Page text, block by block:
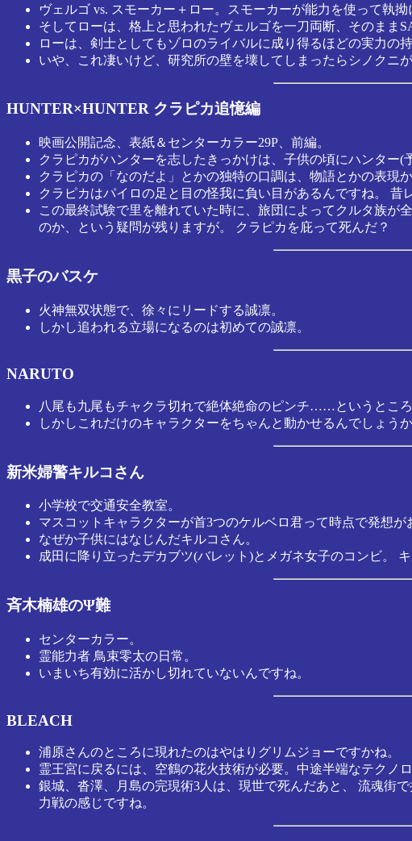
ヴェルゴ vs. スモーカー＋ロー。スモーカーが能力を使って執
そしてローは、格上と思われたヴェルゴを一刀両断、そのまま
ローは、剣士としてもゾロのライバルに成り得るほどの実力の
いや、これ凄いけど、研究所の壁を壊してしまったらシノクニ
HUNTER×HUNTER クラピカ追憶編
映画公開記念、表紙＆センターカラー29P、前編。
クラピカがハンターを志したきっかけは、子供の頃にハンター(
クラピカの「なのだよ」とかの独特の口調は、物語とかの表現
クラピカはパイロの足と目の怪我に負い目があるんですね。
この最終試験で里を離れていた時に、旅団によってクルタ族が
のか、という疑問が残りますが。 クラピカを庇って死んだ？
黒子のバスケ
火神無双状態で、徐々にリードする誠凛。
しかし追われる立場になるのは初めての誠凛。
NARUTO
八尾も九尾もチャクラ切れで絶体絶命のピンチ……というところ
しかしこれだけのキャラクターをちゃんと動かせるんでしょうか
新米婦警キルコさん
小学校で交通安全教室。
マスコットキャラクターが首3つのケルベロ君って時点で発想が
なぜか子供にはなじんだキルコさん。
成田に降り立ったデカブツ(バレット)とメガネ女子のコンビ。
斉木楠雄のΨ難
センターカラー。
霊能力者 鳥束零太の日常。
いまいち有効に活かし切れていないんですね。
BLEACH
浦原さんのところに現れたのはやはりグリムジョーですかね。
霊王宮に戻るには、空鶴の花火技術が必要。中途半端なテクノロ
銀城、沓澤、月島の完現術3人は、現世で死んだあと、 流魂街
力戦の感じですね。